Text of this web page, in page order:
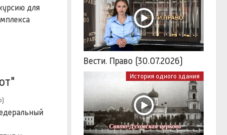
для
Вести. Право (30.07.2026)
История одного здания